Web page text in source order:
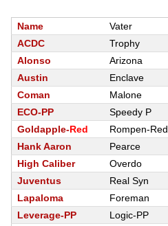
Name Vater
ACDC
Trophy
Alonso
Arizona
Austin
Enclave
Coman
Malone
ECO-PP
Speedy P
Goldapple-Red Rompen-Red
Hank Aaron
Pearce
High Caliber
Overdo
Juventus
Real Syn
Lapaloma
Foreman
Leverage-PP
Logic-PP